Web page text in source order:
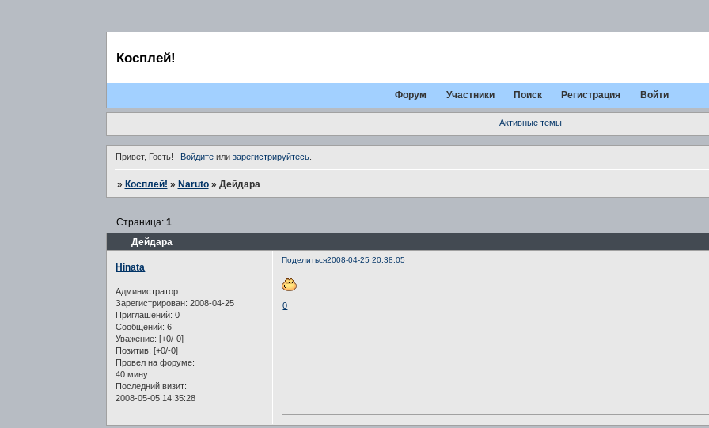
Косплей!
Форум Участники Поиск Регистрация Войти
Активные темы
Привет, Гость! Войдитеили зарегистрируйтесь.
» Косплей! » Naruto » Дейдара
Дейдара
Страница: 1
Поделиться2008-04-25 20:38:05
Hinata
Администратор
Зарегистрирован: 2008-04-25
Приглашений: 0
Сообщений: 6
Уважение: [+0/-0]
Позитив: [+0/-0]
Провел на форуме:
40 минут
Последний визит:
2008-05-05 14:35:28
0